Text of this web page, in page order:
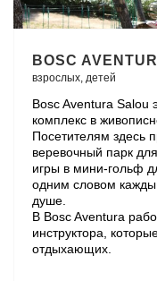
BOSC
взрослых, детей
Bosc Aventura Salou
комплекс в
Посетителям здесь
веревочный парк
игры в мини-гольф
одним словом
душе.
В Bosc Aventura
инструктора,
отдыхающих.